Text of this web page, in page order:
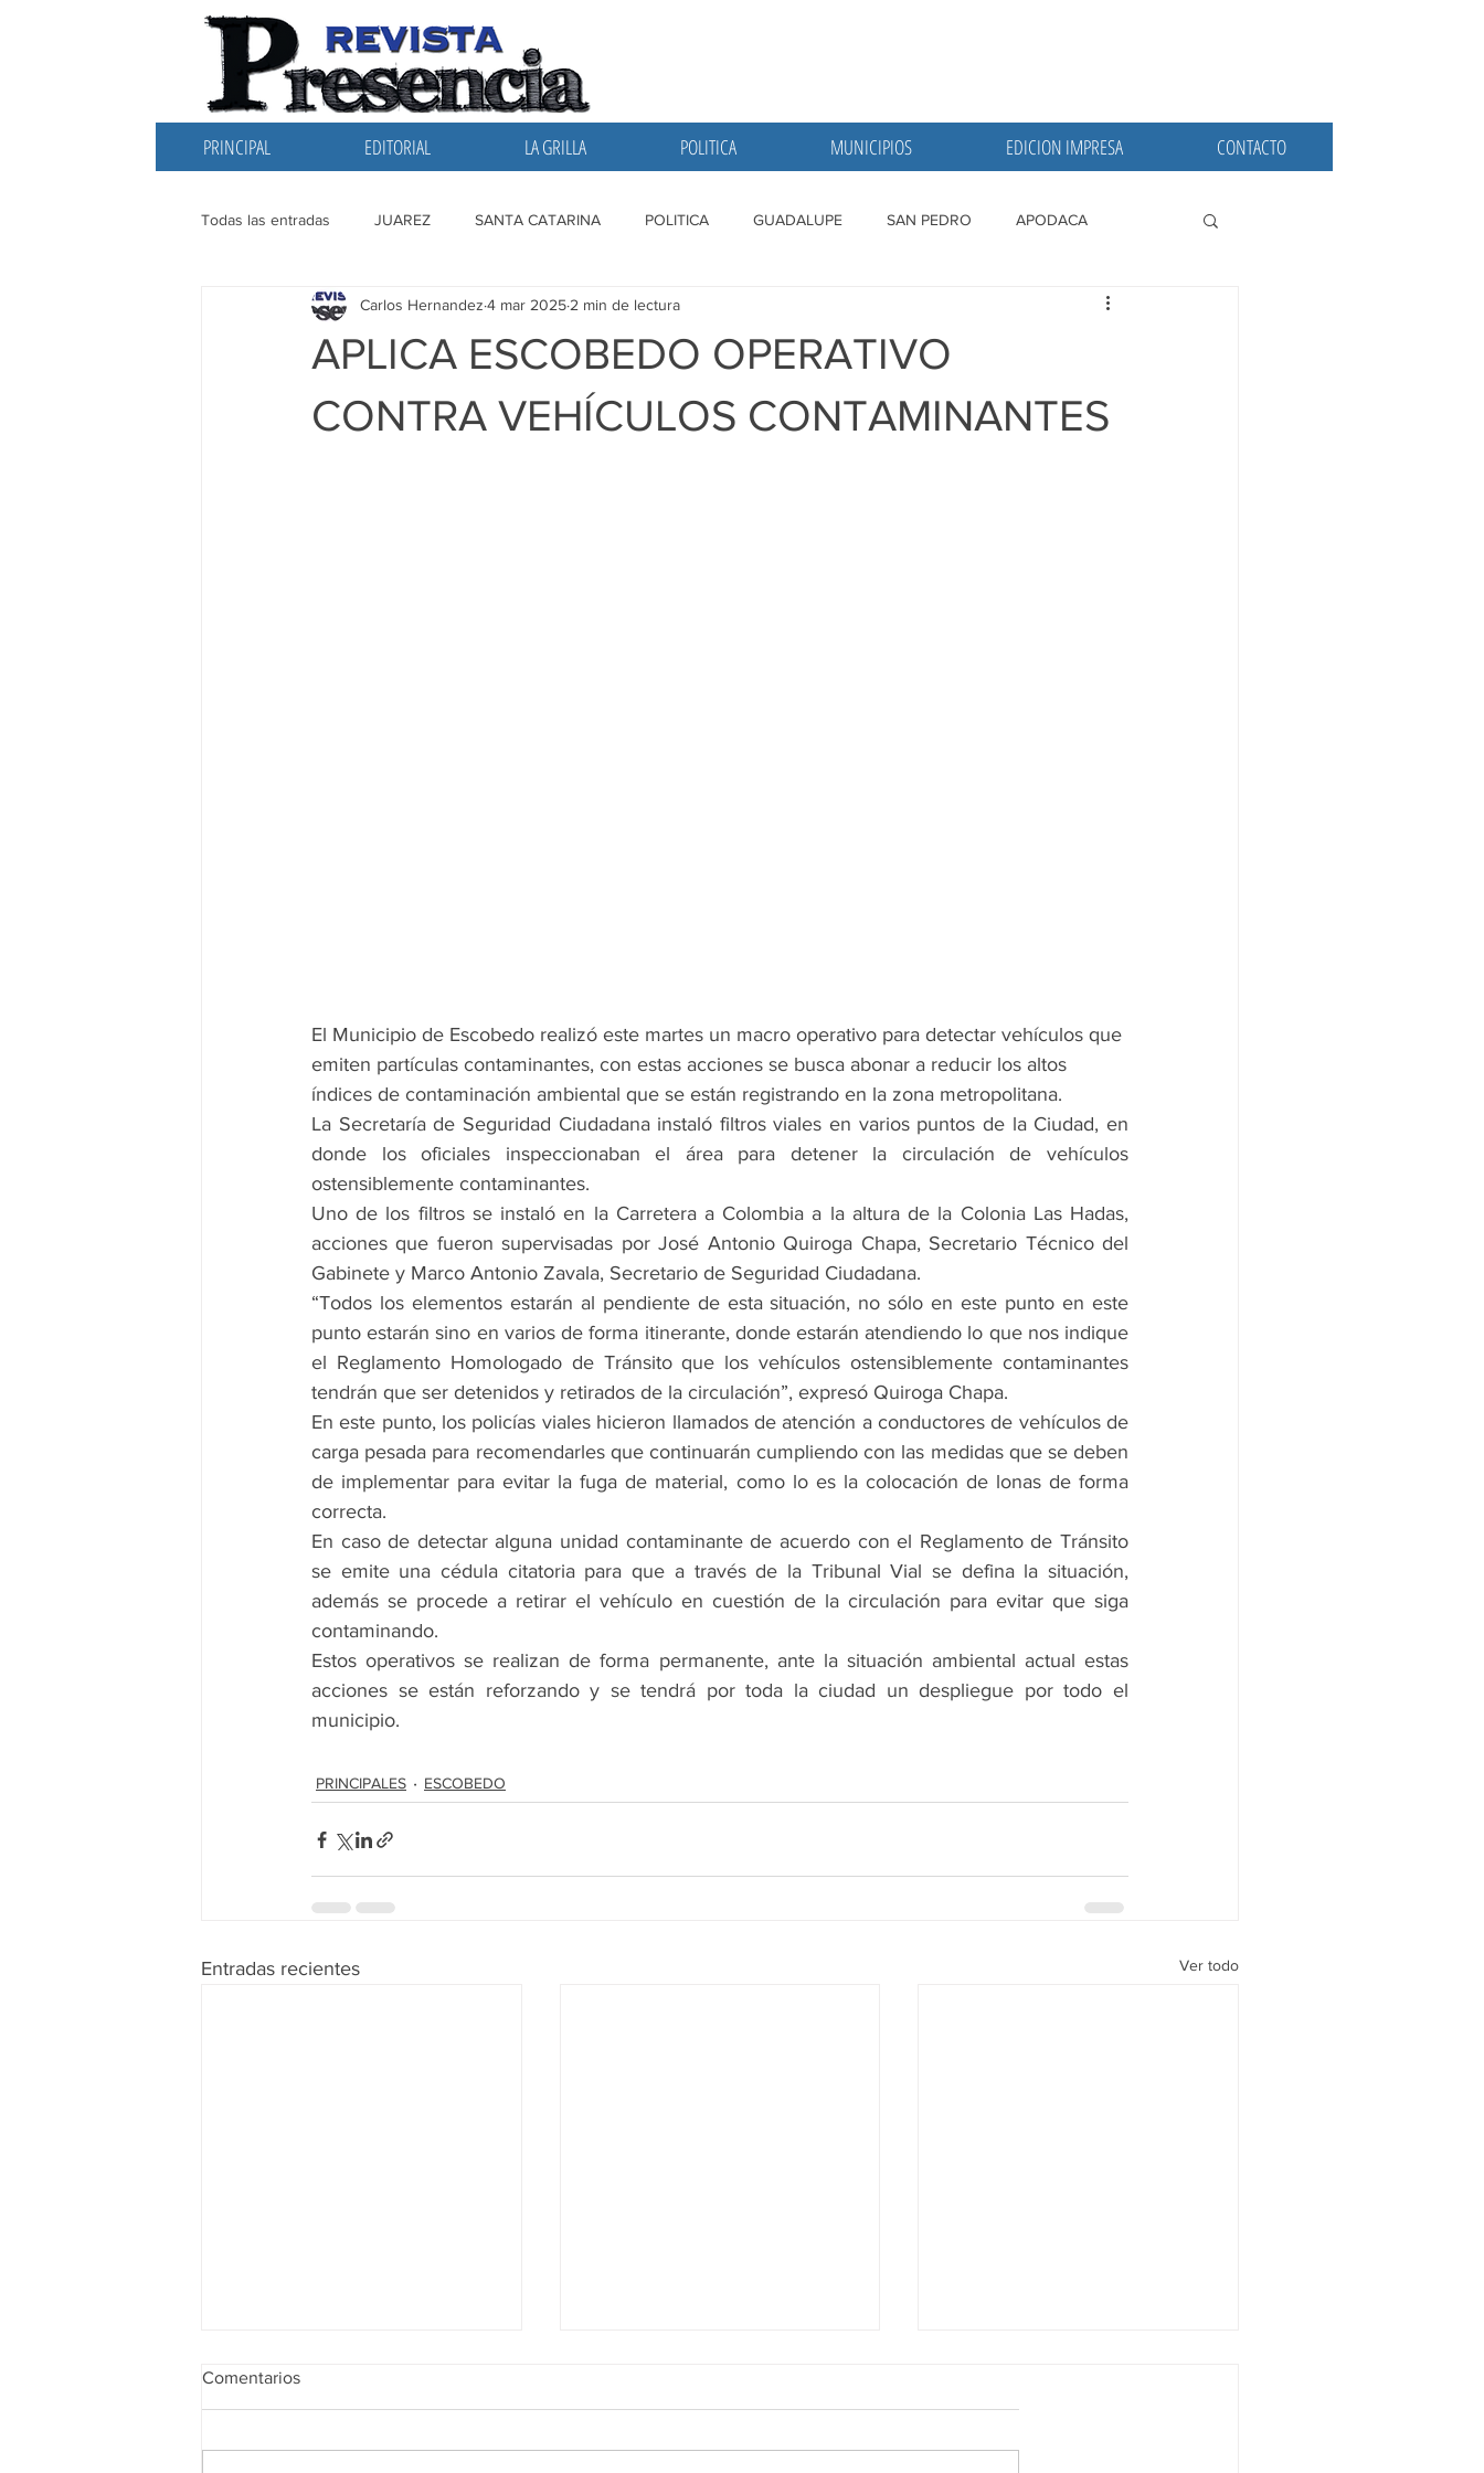
PRINCIPAL EDITORIAL LA GRILLA POLITICA MUNICIPIOS EDICION IMPRESA CONTACTO
Todas las entradas JUAREZ SANTA CATARINA POLITICA GUADALUPE SAN PEDRO APODACA
EDITORIAL SANTIAGO LA GRILLA SAN NICOLAS
APLICA ESCOBEDO OPERATIVO
CONTRA VEHÍCULOS CONTAMINANTES
Carlos Hernandez 4 mar 2025 2 min de lectura
El Municipio de Escobedo realizó este martes un macro operativo para detectar vehículos que
emiten partículas contaminantes, con estas acciones se busca abonar a reducir los altos
índices de contaminación ambiental que se están registrando en la zona metropolitana.
La Secretaría de Seguridad Ciudadana instaló filtros viales en varios puntos de la Ciudad, en
donde los oficiales inspeccionaban el área para detener la circulación de vehículos
ostensiblemente contaminantes.
Uno de los filtros se instaló en la Carretera a Colombia a la altura de la Colonia Las Hadas,
acciones que fueron supervisadas por José Antonio Quiroga Chapa, Secretario Técnico del
Gabinete y Marco Antonio Zavala, Secretario de Seguridad Ciudadana.
“Todos los elementos estarán al pendiente de esta situación, no sólo en este punto en este
punto estarán sino en varios de forma itinerante, donde estarán atendiendo lo que nos indique
el Reglamento Homologado de Tránsito que los vehículos ostensiblemente contaminantes
tendrán que ser detenidos y retirados de la circulación”, expresó Quiroga Chapa.
En este punto, los policías viales hicieron llamados de atención a conductores de vehículos de
carga pesada para recomendarles que continuarán cumpliendo con las medidas que se deben
de implementar para evitar la fuga de material, como lo es la colocación de lonas de forma
correcta.
En caso de detectar alguna unidad contaminante de acuerdo con el Reglamento de Tránsito
se emite una cédula citatoria para que a través de la Tribunal Vial se defina la situación,
además se procede a retirar el vehículo en cuestión de la circulación para evitar que siga
contaminando.
Estos operativos se realizan de forma permanente, ante la situación ambiental actual estas
acciones se están reforzando y se tendrá por toda la ciudad un despliegue por todo el
municipio.
PRINCIPALES ESCOBEDO
Entradas recientes Ver todo
Comentarios